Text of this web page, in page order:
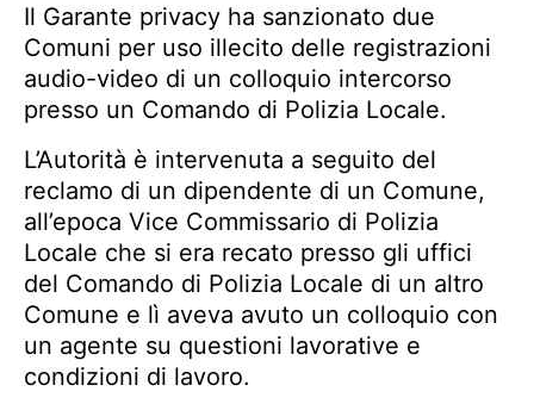
Il Garante privacy ha sanzionato due
Comuni per uso illecito delle registrazioni
audio-video di un colloquio intercorso
presso un Comando di Polizia Locale.
L’Autorità è intervenuta a seguito del
reclamo di un dipendente di un Comune,
all’epoca Vice Commissario di Polizia
Locale che si era recato presso gli uffici
del Comando di Polizia Locale di un altro
Comune e lì aveva avuto un colloquio con
un agente su questioni lavorative e
condizioni di lavoro.